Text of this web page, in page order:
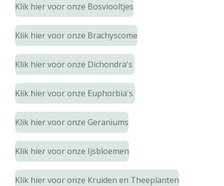
Klik hier voor onze Bosviooltjes
Klik hier voor onze Brachyscome
Klik hier voor onze Dichondra's
Klik hier voor onze Euphorbia's
Klik hier voor onze Geraniums
Klik hier voor onze Ijsbloemen
Klik hier voor onze Kruiden en Theeplanten